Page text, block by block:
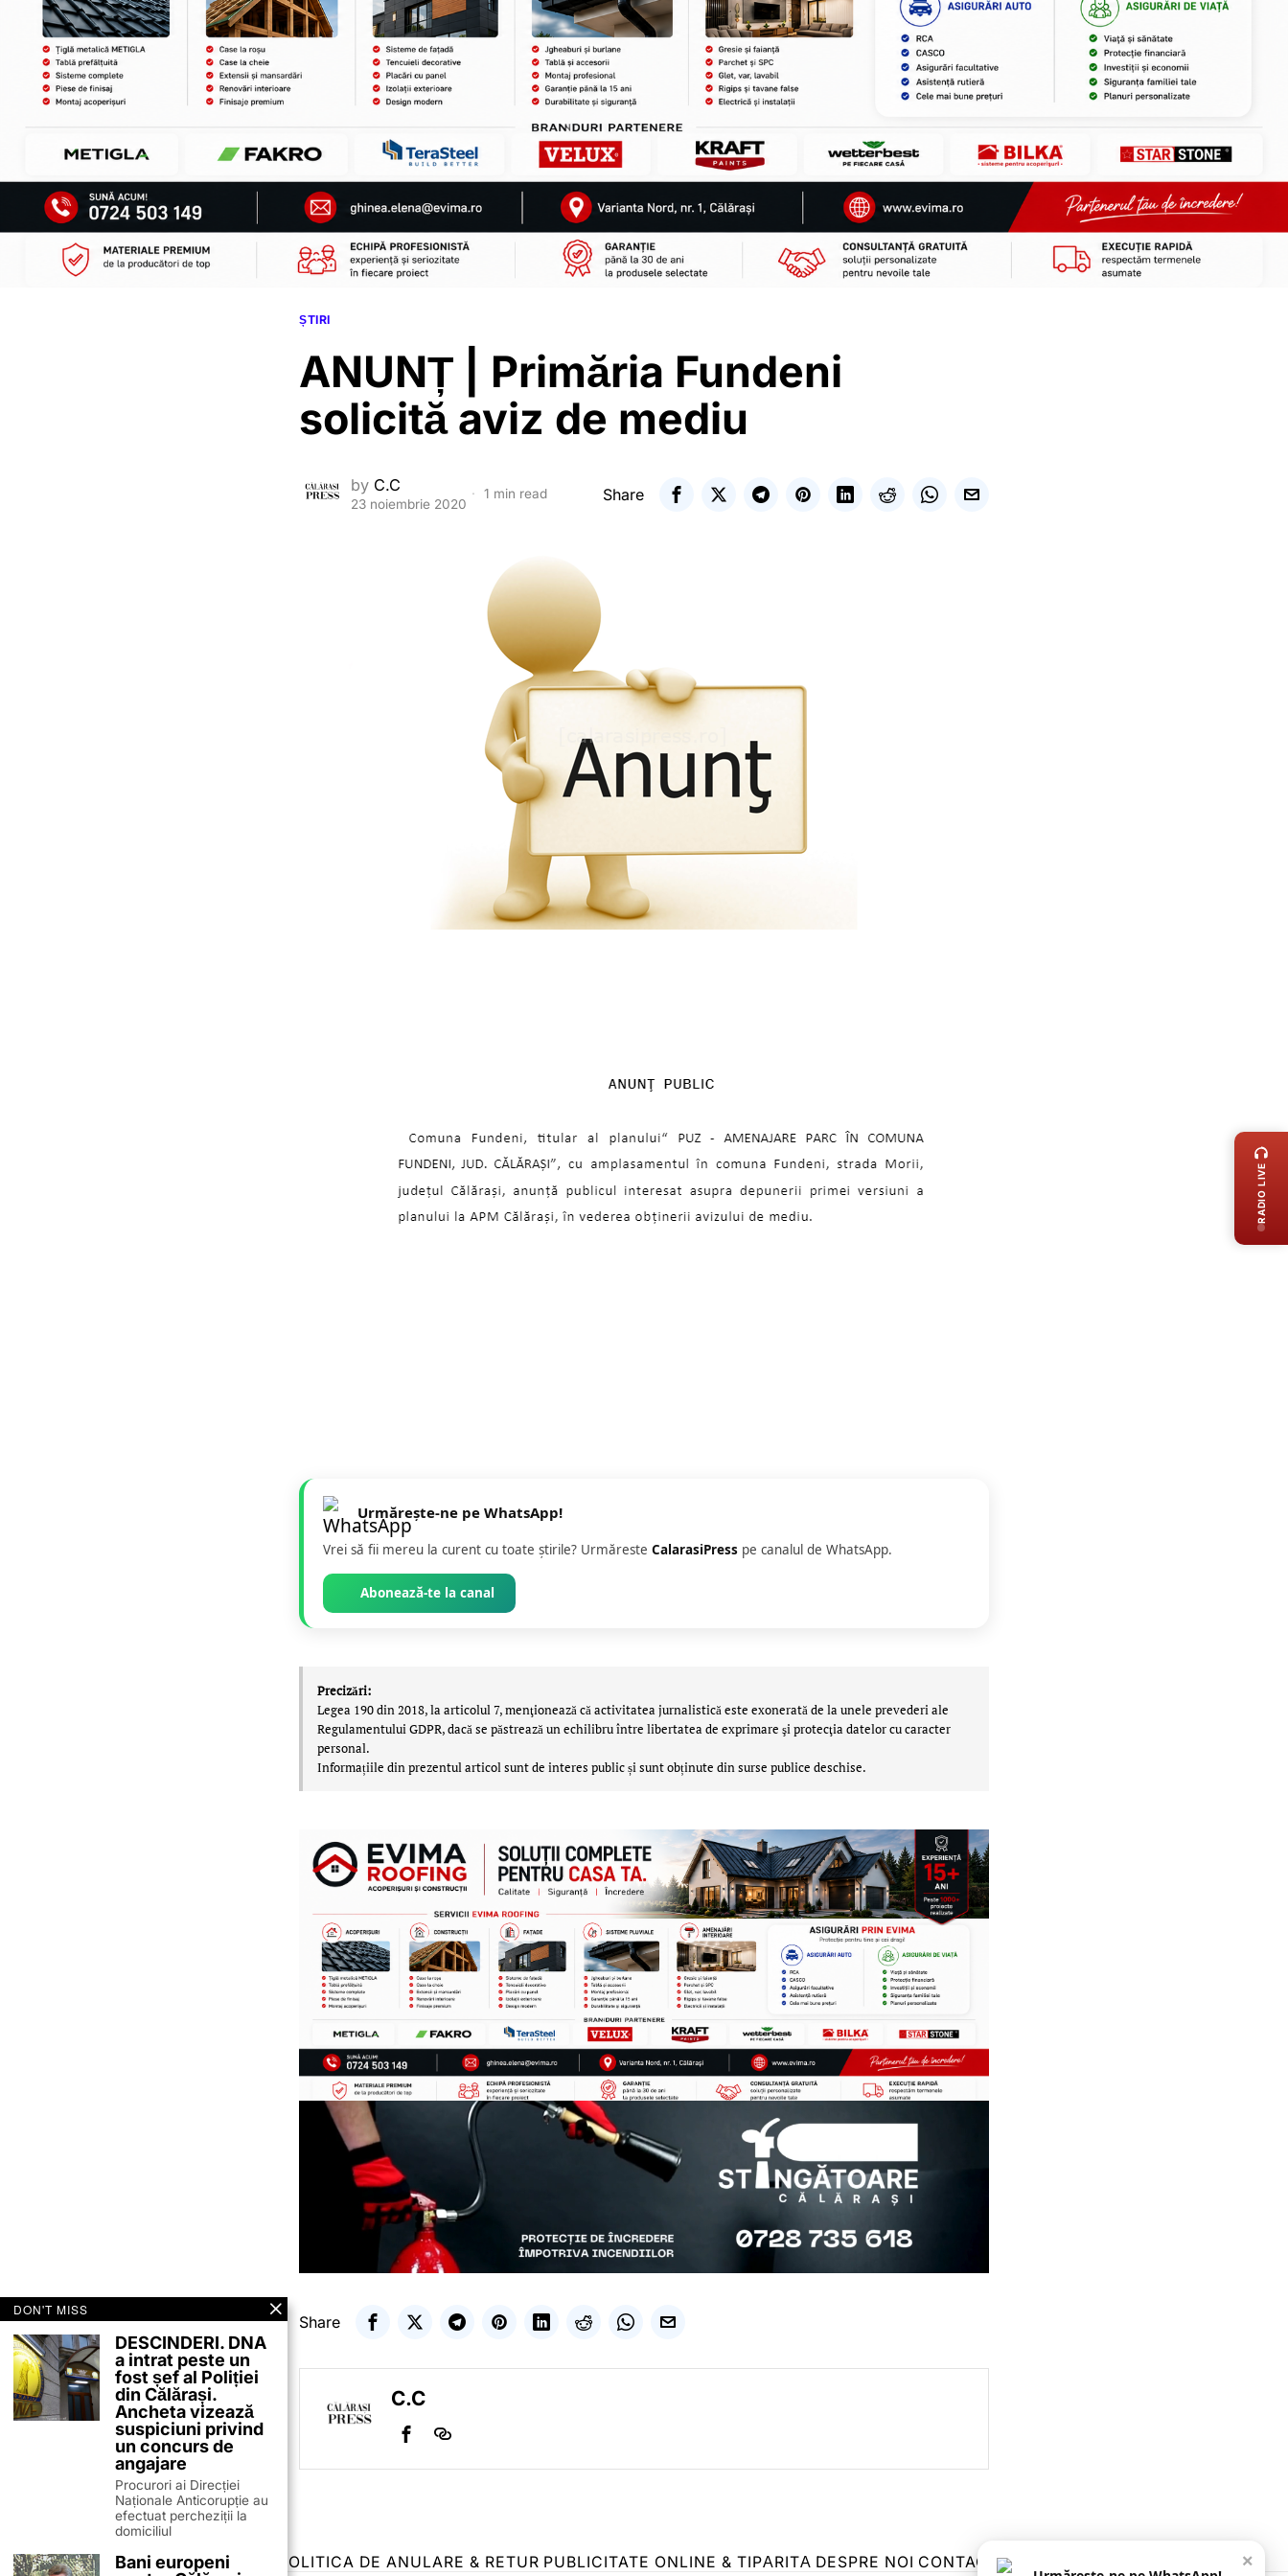
ȘTIRI
ANUNȚ | Primăria Fundeni
solicită aviz de mediu
by C.C
23 noiembrie 2020
1 min read Share
Urmărește-ne pe WhatsApp!
Vrei să fii mereu la curent cu toate știrile? Urmăreste CalarasiPress pe canalul de WhatsApp.
Abonează-te la canal
Precizări:
Legea 190 din 2018, la articolul 7, menţionează că activitatea jurnalistică este exonerată de la unele prevederi ale
Regulamentului GDPR, dacă se păstrează un echilibru între libertatea de exprimare şi protecţia datelor cu caracter
personal.
Informațiile din prezentul articol sunt de interes public și sunt obținute din surse publice deschise.
Share
C.C
TERMENI ȘI CONDIȚII COOKIES POLITICA DE ANULARE & RETUR PUBLICITATE ONLINE & TIPĂRITĂ DESPRE NOI CONTACT ZIARUL ANUNȚUL CĂLĂRĂȘEAN
×
RADIO LIVE
DON'T MISS
DESCINDERI. DNA
a intrat peste un
fost șef al Poliției
din Călărași.
Ancheta vizează
suspiciuni privind
un concurs de
angajare
Procurori ai Direcției
Naționale Anticorupție au
efectuat percheziții la
domiciliul
Bani europeni